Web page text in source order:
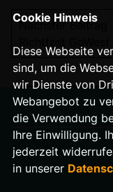
Nächster Beitrag
Cookie Hinweis
Diese Webseite
sind, um die
wir Dienste von
Webangebot zu
die Verwendung
Ihre Einwilligung.
jederzeit
in unserer